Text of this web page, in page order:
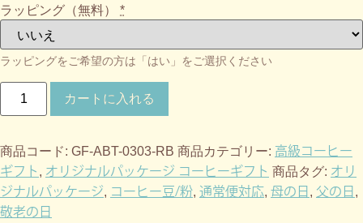
ラッピング（無料） *
ラッピングをご希望の方は「はい」をご選択ください
カートに入れる
商品コード: GF-ABT-0303-RB 商品カテゴリー: 高級コーヒー
ギフト, オリジナルパッケージ コーヒーギフト 商品タグ: オリ
ジナルパッケージ, コーヒー豆/粉, 通常便対応, 母の日, 父の日,
敬老の日